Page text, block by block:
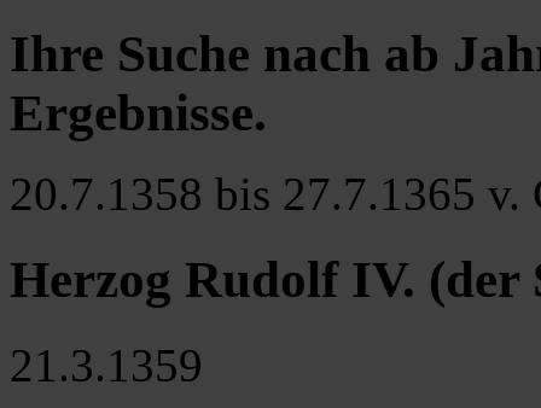
Ihre Suche nach ab
Ergebnisse.
20.7.1358 bis 27.7.1365 v.
Herzog Rudolf IV. (der
21.3.1359